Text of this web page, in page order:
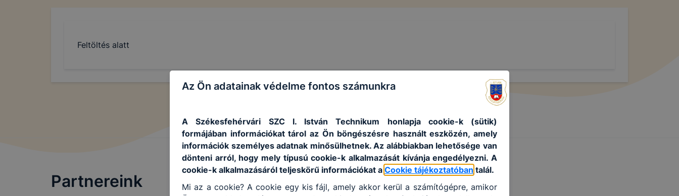
Feltöltés alatt
Partnereink
Az Ön adatainak védelme fontos számunkra
A Székesfehérvári SZC I. István Technikum honlapja cookie-k (sütik)
formájában információkat tárol az Ön böngészésre használt eszközén, amely
információk személyes adatnak minősülhetnek. Az alábbiakban lehetősége van
dönteni arról, hogy mely típusú cookie-k alkalmazását kívánja engedélyezni. A
cookie-k alkalmazásáról teljeskörű információkat a Cookie tájékoztatóban talál.
Mi az a cookie? A cookie egy kis fájl, amely akkor kerül a számítógépre, amikor